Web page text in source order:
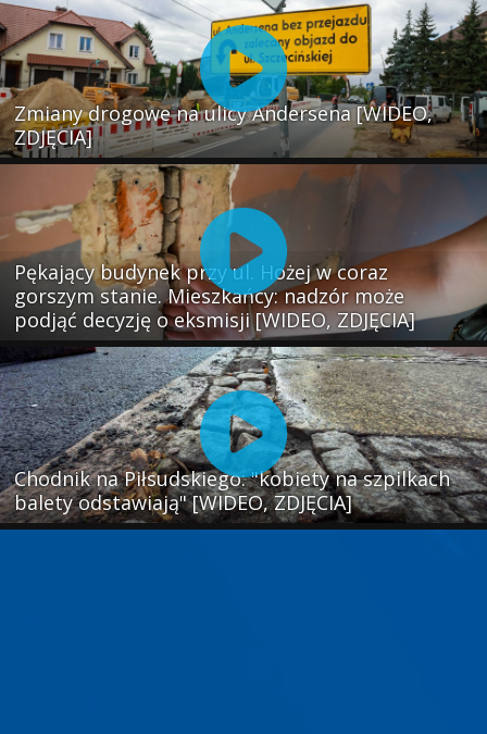
Zmiany drogowe na ulicy Andersena [WIDEO,
ZDJĘCIA]
Pękający budynek przy ul. Hożej w coraz
gorszym stanie. Mieszkańcy: nadzór może
podjąć decyzję o eksmisji [WIDEO, ZDJĘCIA]
Chodnik na Piłsudskiego: "kobiety na szpilkach
balety odstawiają" [WIDEO, ZDJĘCIA]